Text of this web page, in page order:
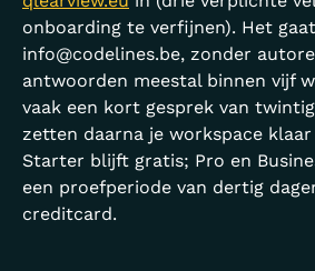
onboarding te verfijnen). Het
info@codelines.be, zonder
antwoorden meestal binnen vijf
vaak een kort gesprek van
zetten daarna je workspace
Starter blijft gratis; Pro en
een proefperiode van dertig
creditcard.